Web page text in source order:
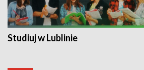
Studiuj w Lublinie